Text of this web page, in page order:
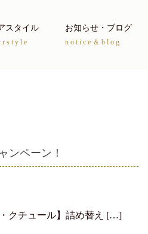
スタイル お知らせ・ブログ
notice＆blog
ンペーン！
クチュール】詰め替え […]